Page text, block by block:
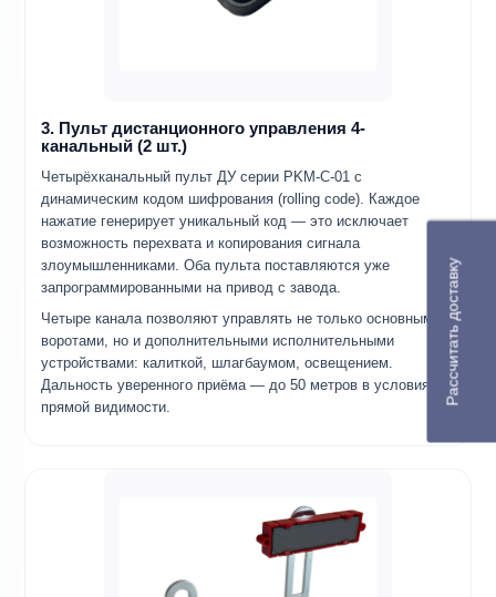
3. Пульт дистанционного управления 4-
канальный (2 шт.)
Четырёхканальный пульт ДУ серии PKM-C-01 с
динамическим кодом шифрования (rolling code). Каждое
нажатие генерирует уникальный код — это исключает
возможность перехвата и копирования сигнала
злоумышленниками. Оба пульта поставляются уже
запрограммированными на привод с завода.
Четыре канала позволяют управлять не только основными
воротами, но и дополнительными исполнительными
устройствами: калиткой, шлагбаумом, освещением.
Дальность уверенного приёма — до 50 метров в условиях
прямой видимости.
Рассчитать доставку